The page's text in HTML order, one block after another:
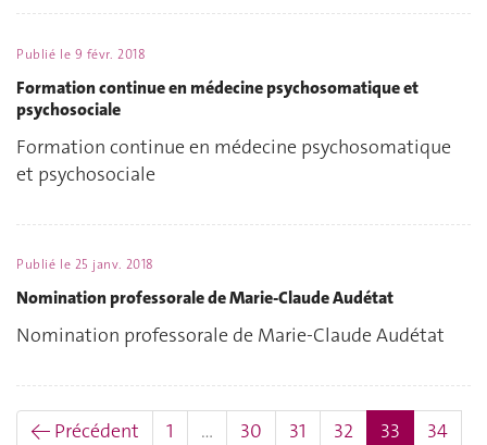
Publié le 9 févr. 2018
Formation continue en médecine psychosomatique et
psychosociale
Formation continue en médecine psychosomatique
et psychosociale
Publié le 25 janv. 2018
Nomination professorale de Marie-Claude Audétat
Nomination professorale de Marie-Claude Audétat
← Précédent 1 … 30 31 32 33 (actuel)
34